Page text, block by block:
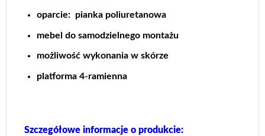
oparcie: pianka poliuretanowa
mebel do samodzielnego montażu
możliwość wykonania w skórze
platforma 4-ramienna
Szczegółowe informacje o produkcie: